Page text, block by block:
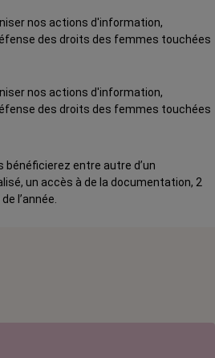
nos actions d'information,
des droits des femmes touchées
nos actions d'information,
des droits des femmes touchées
bénéficierez entre autre d’un
un accès à de la documentation, 2
l’année.